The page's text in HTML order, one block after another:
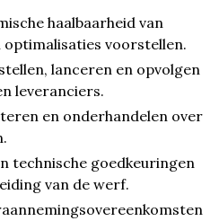
haalbaarheid van
optimalisaties voorstellen.
lanceren en opvolgen
leveranciers.
en onderhandelen over
technische goedkeuringen
van de werf.